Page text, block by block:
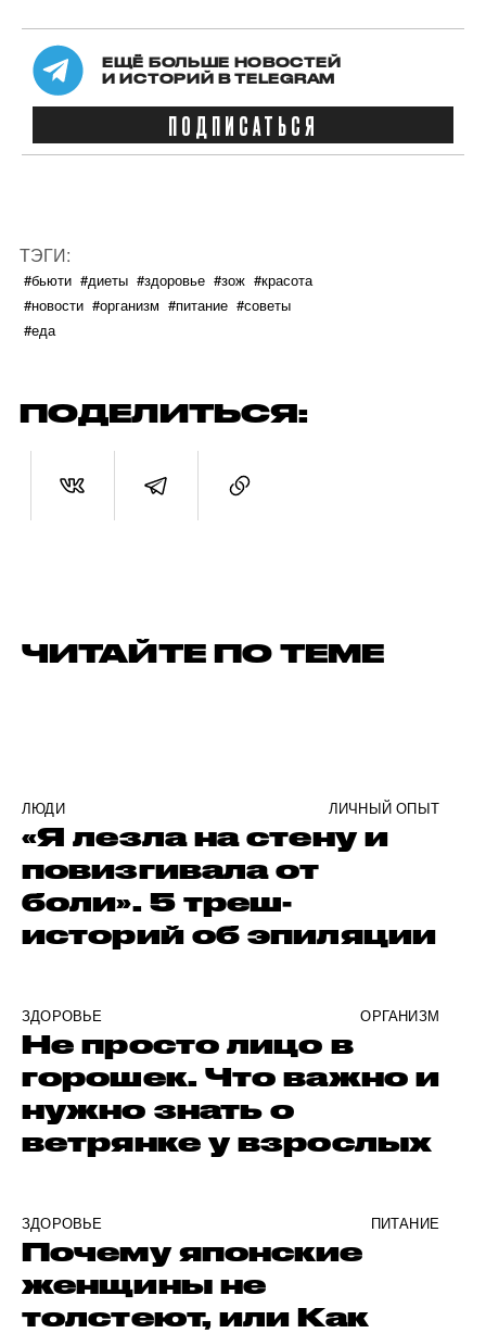
ЕЩЁ БОЛЬШЕ НОВОСТЕЙ
И ИСТОРИЙ В TELEGRAM
ПОДПИСАТЬСЯ
ТЭГИ:
#бьюти #диеты #здоровье #зож #красота
#новости #организм #питание #советы
#еда
ПОДЕЛИТЬСЯ:
ЧИТАЙТЕ ПО ТЕМЕ
ЛЮДИ ЛИЧНЫЙ ОПЫТ
«Я лезла на стену и
повизгивала от
боли». 5 треш-
историй об эпиляции
ЗДОРОВЬЕ ОРГАНИЗМ
Не просто лицо в
горошек. Что важно и
нужно знать о
ветрянке у взрослых
ЗДОРОВЬЕ ПИТАНИЕ
Почему японские
женщины не
толстеют, или Как